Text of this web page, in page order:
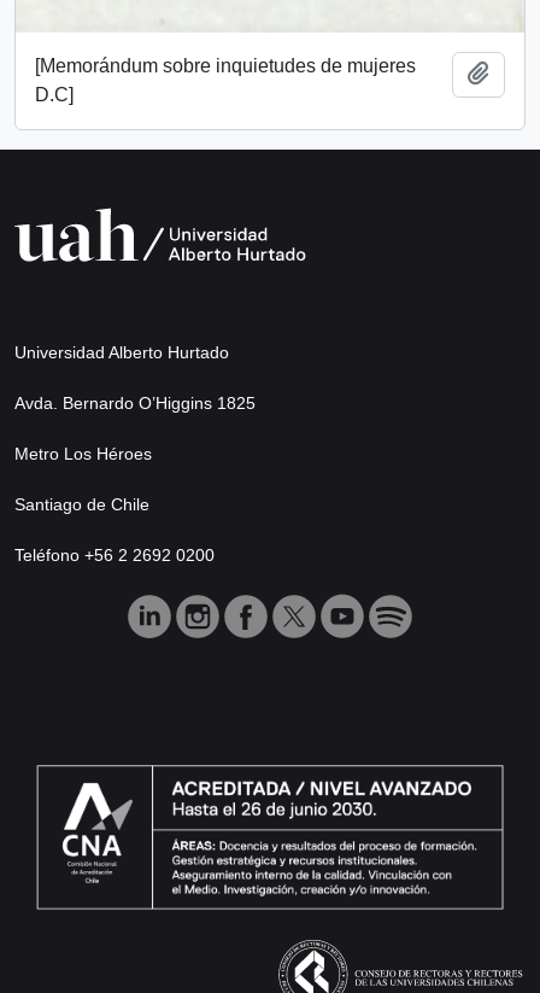
[Memorándum sobre inquietudes de mujeres
D.C]
Universidad Alberto Hurtado
Avda. Bernardo O’Higgins 1825
Metro Los Héroes
Santiago de Chile
Teléfono +56 2 2692 0200